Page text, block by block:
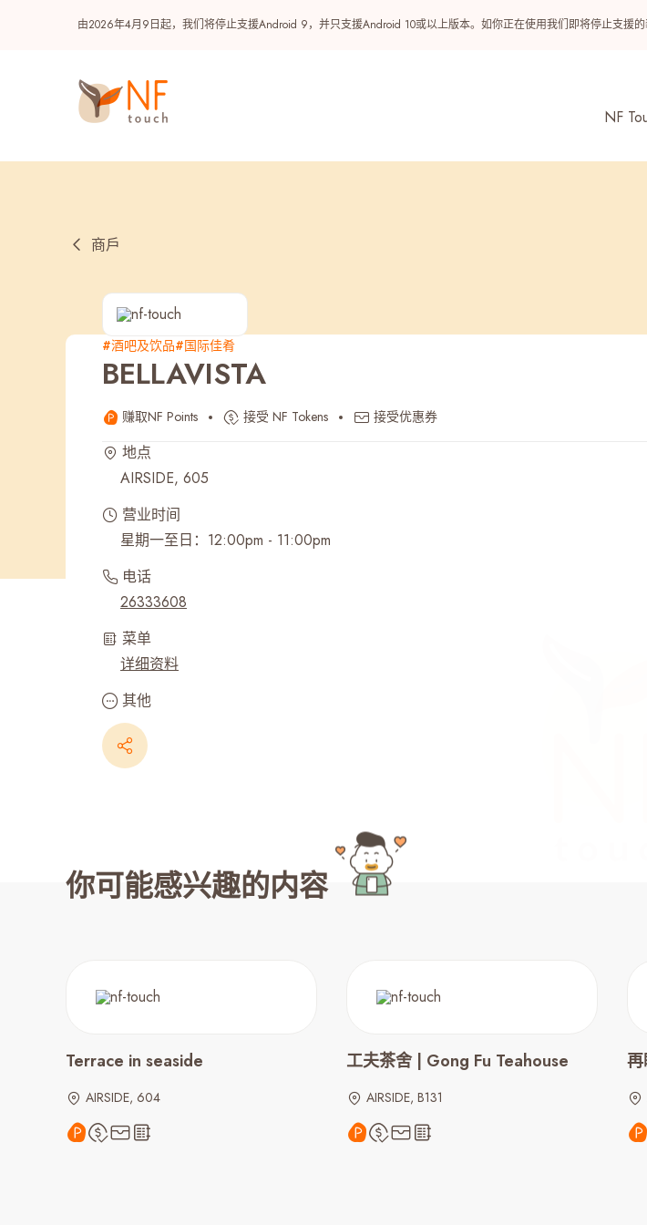
由2026年4月9日起，我们将停止支援Android 9，并只支援Android 10或以上版本。如你正在使用我们即将停止支援
NF
热门
NF 种籽 NF Points
最近搜寻纪录
商戶
#酒吧及饮品#国际佳肴
BELLAVISTA
赚取NF Points 接受 NF Tokens 接受优惠券
地点
AIRSIDE, 605
营业时间
星期一至日：12:00pm - 11:00pm
电话
26333608
菜单
详细资料
其他
你可能感兴趣的内容
Terrace in seaside
AIRSIDE, 604
工夫茶舍 | Gong Fu Teahouse
AIRSIDE, B131